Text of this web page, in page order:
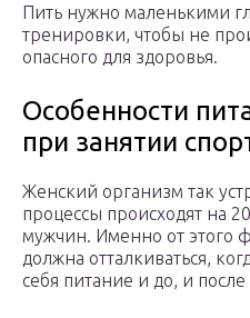
Пить нужно маленькими
тренировки, чтобы не
опасного для здоровья.
Особенности
при занятии
Женский организм так
процессы происходят на
мужчин. Именно от этого
должна отталкиваться,
себя питание и до, и